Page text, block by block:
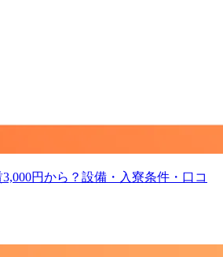
円から？設備・入寮条件・口コ